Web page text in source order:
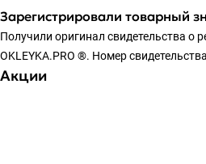
Зарегистрировали товарный
Получили оригинал свидетельства о
OKLEYKA.PRO ®. Номер
Акции